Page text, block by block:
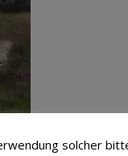
solcher